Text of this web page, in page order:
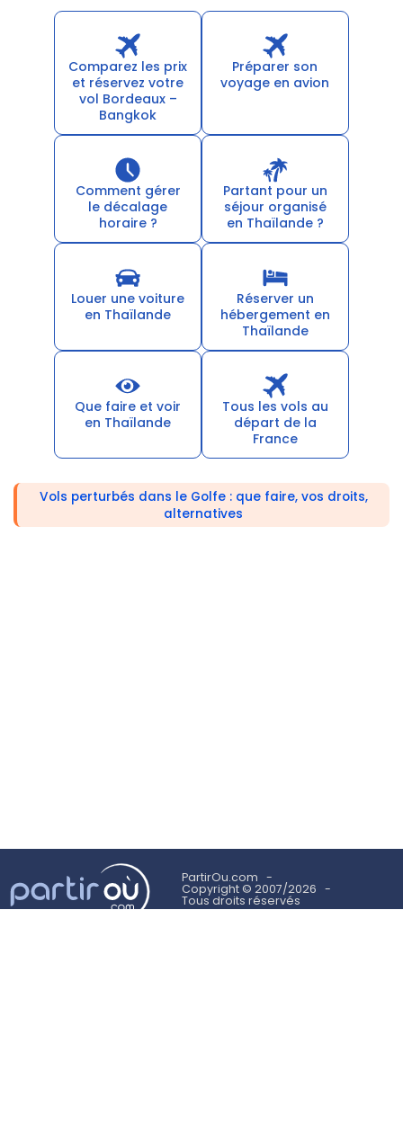
Comparez les prix
et réservez votre
vol Bordeaux –
Bangkok
Préparer son
voyage en avion
Comment gérer
le décalage
horaire ?
Partant pour un
séjour organisé
en Thaïlande ?
Louer une voiture
en Thaïlande
Réserver un
hébergement en
Thaïlande
Que faire et voir
en Thaïlande
Tous les vols au
départ de la
France
Vols perturbés dans le Golfe : que faire, vos droits,
alternatives
PartirOu.com
Copyright © 2007/2026
Tous droits réservés